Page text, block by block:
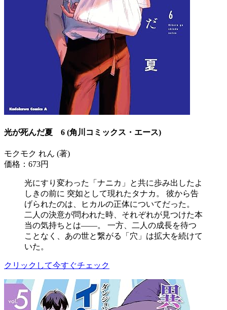
光が死んだ夏 6 (角川コミックス・エース)
モクモク れん (著)
価格：673円
光にすり変わった「ナニカ」と共に歩み出したよ
しきの前に 突如として現れたタナカ。 彼から告
げられたのは、ヒカルの正体についてだった。
二人の決意が問われた時、それぞれが見つけた本
当の気持ちとは――。 一方、二人の成長を待つ
ことなく、あの世と繋がる「穴」は拡大を続けて
いた。
クリックして今すぐチェック